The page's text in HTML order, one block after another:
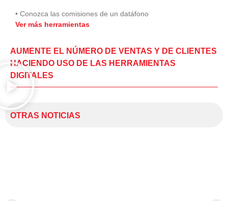
• Conozca las comisiones de un datáfono
Ver más herramientas
AUMENTE EL NÚMERO DE VENTAS Y DE CLIENTES
HACIENDO USO DE LAS HERRAMIENTAS
DIGITALES
OTRAS NOTICIAS